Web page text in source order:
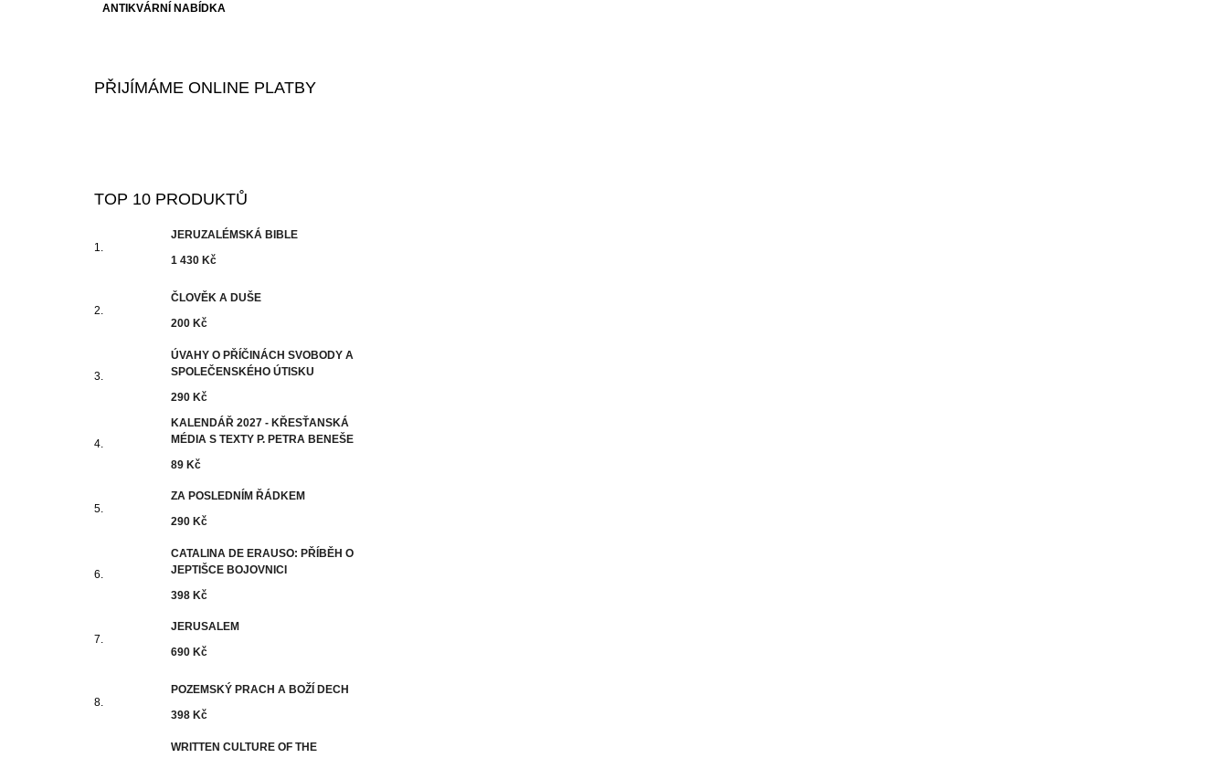
ANTIKVÁRNÍ NABÍDKA
PŘIJÍMÁME ONLINE PLATBY
TOP 10 PRODUKTŮ
JERUZALÉMSKÁ BIBLE
1 430 Kč
ČLOVĚK A DUŠE
200 Kč
ÚVAHY O PŘÍČINÁCH SVOBODY A
SPOLEČENSKÉHO ÚTISKU
290 Kč
KALENDÁŘ 2027 - KŘESŤANSKÁ
MÉDIA S TEXTY P. PETRA BENEŠE
89 Kč
ZA POSLEDNÍM ŘÁDKEM
290 Kč
CATALINA DE ERAUSO: PŘÍBĚH O
JEPTIŠCE BOJOVNICI
398 Kč
JERUSALEM
690 Kč
POZEMSKÝ PRACH A BOŽÍ DECH
398 Kč
WRITTEN CULTURE OF THE